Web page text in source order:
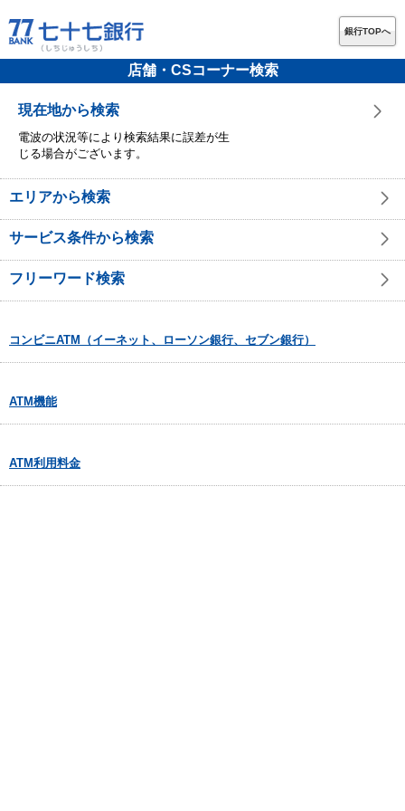
銀行TOPへ
店舗・CSコーナー検索
現在地から検索
電波の状況等により検索結果に誤差が生
じる場合がございます。
エリアから検索
サービス条件から検索
フリーワード検索
コンビニATM（イーネット、ローソン銀行、セブン銀行）
ATM機能
ATM利用料金